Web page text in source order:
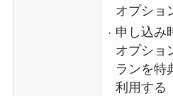
オプショ
申し込み
オプショ
ランを特
利用する